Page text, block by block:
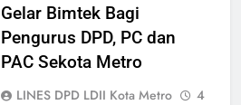
Gelar Bimtek Bagi
Pengurus DPD, PC dan
PAC Sekota Metro
LINES DPD LDII Kota Metro
4